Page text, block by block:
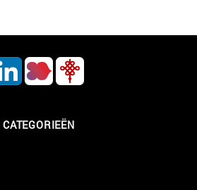
CATEGORIEËN